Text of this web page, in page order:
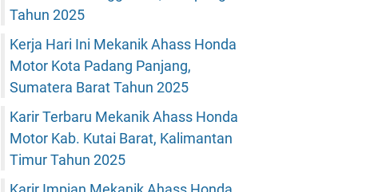
Tahun 2025
Kerja Hari Ini Mekanik Ahass Honda
Motor Kota Padang Panjang,
Sumatera Barat Tahun 2025
Karir Terbaru Mekanik Ahass Honda
Motor Kab. Kutai Barat, Kalimantan
Timur Tahun 2025